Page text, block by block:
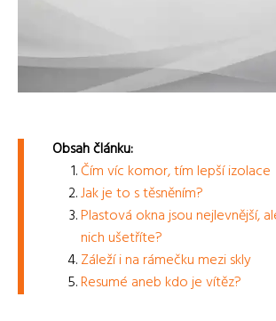
Obsah článku:
Čím víc komor, tím lepší izolace
Jak je to s těsněním?
Plastová okna jsou nejlevnější,
nich ušetříte?
Záleží i na rámečku mezi skly
Resumé aneb kdo je vítěz?